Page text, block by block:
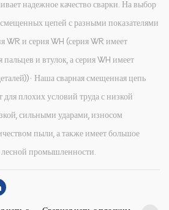
надежное качество сварки. На выбор
цепей с разными показателями
WR и серия WH (серия WR имеет
пальцев и втулок, а серия WH имеет
Наша сварная смещенная цепь
плохих условий труда с низкой
сильными ударами, износом
пыли, а также имеет большое
промышленности.